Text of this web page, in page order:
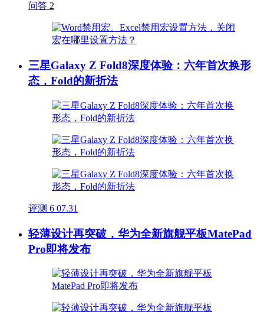
问答 2
三星Galaxy Z Fold8深度体验：六年首次换形
态，Fold的新折法
评测 6 07.31
轻薄设计再突破，华为全新旗舰平板MatePad
Pro即将发布